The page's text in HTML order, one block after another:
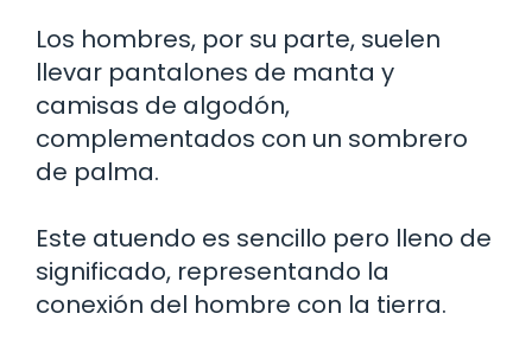
Los hombres, por su parte, suelen
llevar pantalones de manta y
camisas de algodón,
complementados con un sombrero
de palma.
Este atuendo es sencillo pero lleno de
significado, representando la
conexión del hombre con la tierra.